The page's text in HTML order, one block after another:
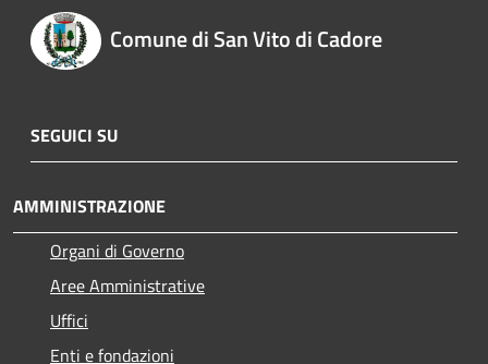
Comune di San Vito di Cadore
SEGUICI SU
AMMINISTRAZIONE
Organi di Governo
Aree Amministrative
Uffici
Enti e fondazioni